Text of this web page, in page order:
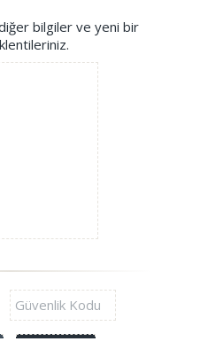
bilgiler ve yeni bir